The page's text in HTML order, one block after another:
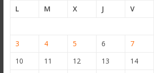
L
M X J V
3
4 5 6 7
10
11 12 13 14